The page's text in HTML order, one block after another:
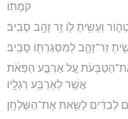
קֹמָתֽוֹ׃
וְעָשִׂ֥יתָ לּ֛וֹ זֵ֥ר זָהָ֖ב סָבִֽיב׃
זֵר־זָהָ֛ב לְמִסְגַּרְתּ֖וֹ סָבִֽיב׃
עַ֚ל אַרְבַּ֣ע הַפֵּאֹ֔ת
אֲשֶׁ֖ר לְאַרְבַּ֥ע רַגְלָֽיו׃
לְבַדִּ֔ים לָשֵׂ֖את אֶת־הַשֻּׁלְחָֽן׃